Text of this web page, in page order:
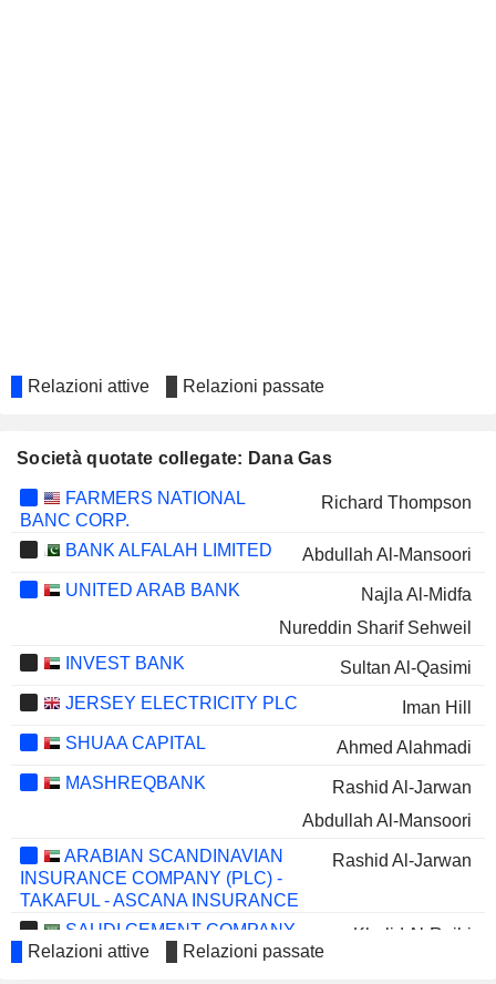
Relazioni attive Relazioni passate
Società quotate collegate: Dana Gas
FARMERS NATIONAL
BANC CORP.
Richard Thompson
BANK ALFALAH LIMITED
Abdullah Al-Mansoori
UNITED ARAB BANK
Najla Al-Midfa
Nureddin Sharif Sehweil
INVEST BANK
Sultan Al-Qasimi
JERSEY ELECTRICITY PLC
Iman Hill
SHUAA CAPITAL
Ahmed Alahmadi
MASHREQBANK
Rashid Al-Jarwan
Abdullah Al-Mansoori
ARABIAN SCANDINAVIAN
INSURANCE COMPANY (PLC) -
TAKAFUL - ASCANA INSURANCE
Rashid Al-Jarwan
SAUDI CEMENT COMPANY
Khalid Al-Rajhi
Relazioni attive Relazioni passate